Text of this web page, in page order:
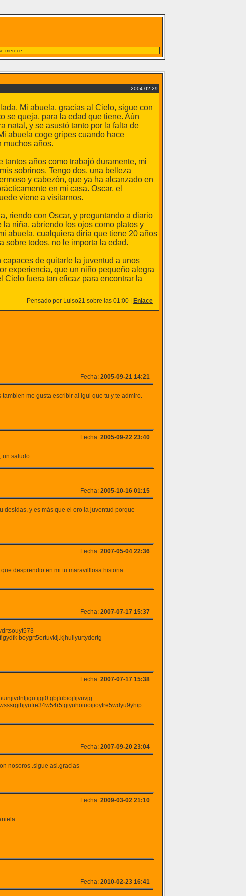
merece.
2004-02-29
Mi abuela, gracias al Cielo, sigue con
se queja, para la edad que tiene. Aún
natal, y se asustó tanto por la falta de
abuela coge gripes cuando hace
muchos años.
tantos años como trabajó duramente, mi
sobrinos. Tengo dos, una belleza
y cabezón, que ya ha alcanzado en
en mi casa. Oscar, el
viene a visitarnos.
riendo con Oscar, y preguntando a diario
la niña, abriendo los ojos como platos y
abuela, cualquiera diría que tiene 20 años
sobre todos, no le importa la edad.
de quitarle la juventud a unos
experiencia, que un niño pequeño alegra
Cielo fuera tan eficaz para encontrar la
Pensado por Luiso21 sobre las 01:00 | Enlace
Fecha: 2005-09-21 14:21
me gusta escribir al igul que tu y te admiro.
Fecha: 2005-09-22 23:40
un saludo.
Fecha: 2005-10-16 01:15
desidas, y es más que el oro la juventud porque
Fecha: 2007-05-04 22:36
desprendio en mi tu maravilllosa historia
Fecha: 2007-07-17 15:37
boygrt5ertuvklj.kjhuliyurtydertg
Fecha: 2007-07-17 15:38
gbjfubiojfijvuvjg
Fecha: 2007-09-20 23:04
nosoros .sigue asi.gracias
Fecha: 2009-03-02 21:10
Fecha: 2010-02-23 16:41